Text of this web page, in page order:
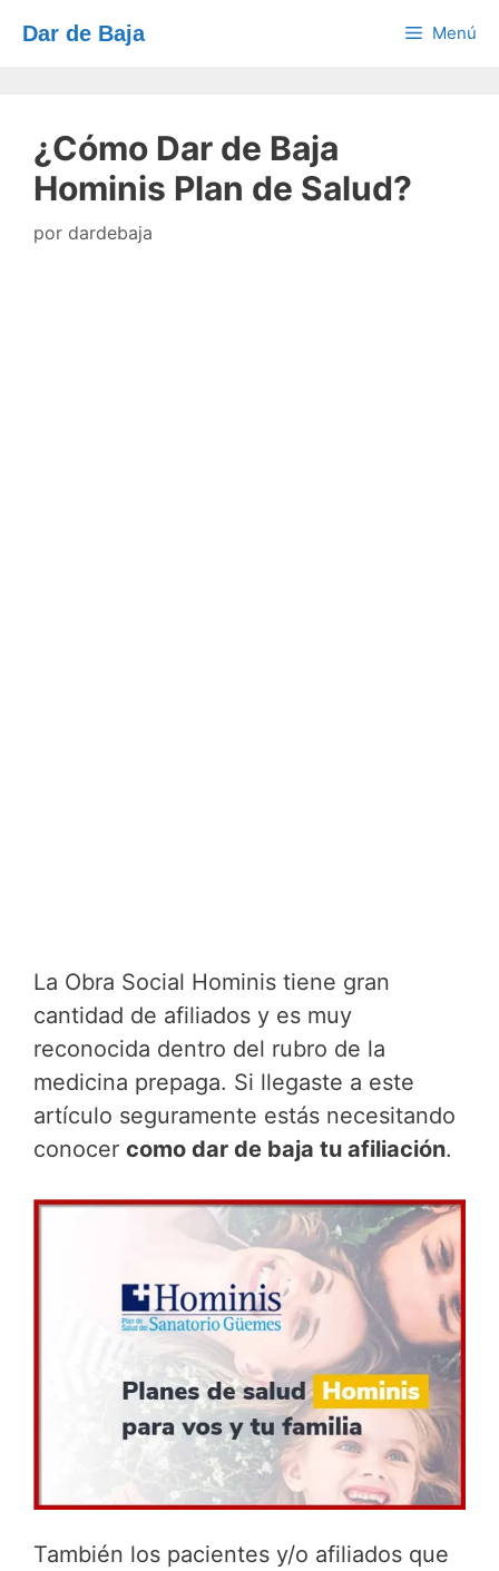
Dar de Baja Menú
¿Cómo Dar de Baja
Hominis Plan de Salud?
por dardebaja
La Obra Social Hominis tiene gran
cantidad de afiliados y es muy
reconocida dentro del rubro de la
medicina prepaga. Si llegaste a este
artículo seguramente estás necesitando
conocer como dar de baja tu afiliación.
También los pacientes y/o afiliados que